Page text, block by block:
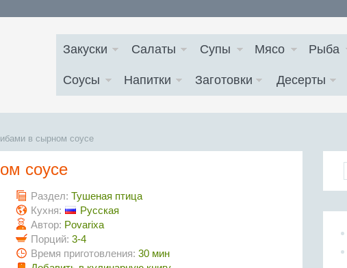
Закуски Салаты Супы Мясо Рыба
Соусы Напитки Заготовки Десерты
в сырном соусе
соусе
Раздел: Тушеная птица
Кухня:
Русская
Автор: Povarixa
Порций: 3-4
Время приготовления: 30 мин